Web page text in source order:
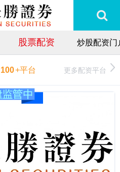
股票配资 炒股配资门
100+平台 更多配资平台